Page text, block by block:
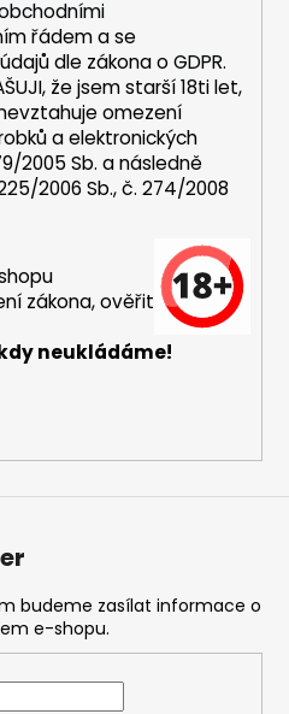
řádem a se
dle zákona oGDPR.
že jsem starší 18ti let,
omezení
a elektronických
2005 Sb. a následně
2006 Sb., č. 274/2008
zákona, ověřit
neukládáme!
budeme zasílat informace o
e-shopu.